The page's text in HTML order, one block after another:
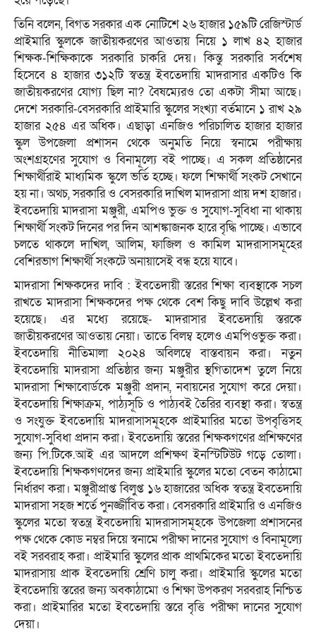
তিনি বলেন, বিগত সরকার এক নোটিশে ২৬ হাজার ১৫৯টি রেজিস্টার্ড
প্রাইমারি স্কুলকে জাতীয়করণের আওতায় নিয়ে ১ লাখ ৪২ হাজার
শিক্ষক-শিক্ষিকাকে সরকারি চাকরি দেয়। কিন্তু সরকারি সর্বশেষ
হিসেবে ৪ হাজার ৩১২টি স্বতন্ত্র ইবতেদায়ি মাদরাসার একটিও কি
জাতীয়করণের যোগ্য ছিল না? বৈষম্যেরও তো একটা সীমা আছে।
দেশে সরকারি-বেসরকারি প্রাইমারি স্কুলের সংখ্যা বর্তমানে ১ রাখ ২৯
হাজার ২৫৪ এর অধিক। এছাড়া এনজিও পরিচালিত হাজার হাজার
স্কুল উপজেলা প্রশাসন থেকে অনুমতি নিয়ে স্বনামে পরীক্ষায়
অংশগ্রহণের সুযোগ ও বিনামূল্যে বই পাচ্ছে। এ সকল প্রতিষ্ঠানের
শিক্ষার্থীরাই মাধ্যমিক স্কুলে ভর্তি হচ্ছে। ফলে শিক্ষার্থী সংকট সেখানে
হয় না। অথচ, সরকারি ও বেসরকারি দাখিল মাদরাসা প্রায় দশ হাজার।
ইবতেদায়ি মাদরাসা মঞ্জুরী, এমপিও ভুক্ত ও সুযোগ-সুবিধা না থাকায়
শিক্ষার্থী সংকট দিনের পর দিন আশঙ্কাজনক হারে বৃদ্ধি পাচ্ছে। এভাবে
চলতে থাকলে দাখিল, আলিম, ফাজিল ও কামিল মাদরাসাসমূহের
বেশিরভাগ শিক্ষার্থী সংকটে অনায়াসেই বন্ধ হয়ে যাবে।
মাদরাসা শিক্ষকদের দাবি : ইবতেদায়ী স্তরের শিক্ষা ব্যবস্থাকে সচল
রাখতে মাদরাসা শিক্ষকদের পক্ষ থেকে বেশ কিছু দাবি উল্লেখ করা
হয়েছে। এর মধ্যে রয়েছে- মাদরাসার ইবতেদায়ি স্তরকে
জাতীয়করণের আওতায় নেয়া। তাতে বিলম্ব হলেও এমপিওভুক্ত করা।
ইবতেদায়ি নীতিমালা ২০২৪ অবিলম্বে বাস্তবায়ন করা। নতুন
ইবতেদায়ি মাদরাসা প্রতিষ্ঠার জন্য মঞ্জুরীর স্থগিতাদেশ তুলে নিয়ে
মাদরাসা শিক্ষাবোর্ডকে মঞ্জুরী প্রদান, নবায়নের সুযোগ করে দেয়া।
ইবতেদায়ি শিক্ষাক্রম, পাঠ্যসূচি ও পাঠ্যবই তৈরির ব্যবস্থা করা। স্বতন্ত্র
ও সংযুক্ত ইবতেদায়ি মাদরাসাসমূহকে প্রাইমারির মতো উপবৃত্তিসহ
সুযোগ-সুবিধা প্রদান করা। ইবতেদায়ি স্তরের শিক্ষকগণের প্রশিক্ষণের
জন্য পি.টিকে.আই এর আদলে প্রশিক্ষণ ইনস্টিটিউট গড়ে তোলা।
ইবতেদায়ি শিক্ষকগণদের জন্য প্রাইমারি স্কুলের মতো বেতন কাঠামো
নির্ধারণ করা। মঞ্জুরীপ্রাপ্ত বিলুপ্ত ১৬ হাজারের অধিক স্বতন্ত্র ইবতেদায়ি
মাদরাসা সহজ শর্তে পুনর্জ্জীবিত করা। বেসরকারি প্রাইমারি ও এনজিও
স্কুলের মতো স্বতন্ত্র ইবতেদায়ি মাদরাসাসমূহকে উপজেলা প্রশাসনের
পক্ষ থেকে কোড নম্বর দিয়ে স্বনামে পরীক্ষা দানের সুযোগ ও বিনামূল্যে
বই সরবরাহ করা। প্রাইমারি স্কুলের প্রাক প্রাথমিকের মতো ইবতেদায়ি
মাদরাসায় প্রাক ইবতেদায়ি শ্রেণি চালু করা। প্রাইমারি স্কুলের মতো
ইবতেদায়ি স্তরের জন্য অবকাঠামো ও শিক্ষা উপকরণ সরবরাহ নিশ্চিত
করা। প্রাইমারির মতো ইবতেদায়ি স্তরে বৃত্তি পরীক্ষা দানের সুযোগ
দেয়া।